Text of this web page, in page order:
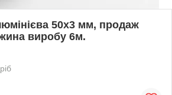
50х3 мм, продаж
виробу 6м.